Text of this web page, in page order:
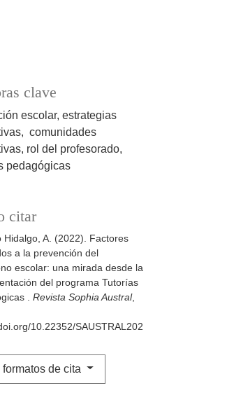
clave
escolar, estrategias
comunidades
rol del profesorado,
pedagógicas
citar
Hidalgo, A. (2022). Factores
a la prevención del
escolar: una mirada desde la
del programa Tutorías
. Revista Sophia Austral,
10.22352/SAUSTRAL202
formatos de cita